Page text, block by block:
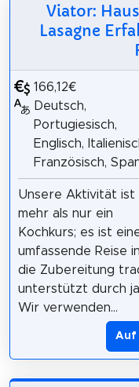
Viator:
Lasagne
166,12€
Deutsch,
Portugiesisch,
Englisch,
Französisch,
Unsere Aktivität ist
mehr als nur ein
Kochkurs; es ist
umfassende Reise in
die Zubereitung
unterstützt durch
Wir verwenden...
Auf